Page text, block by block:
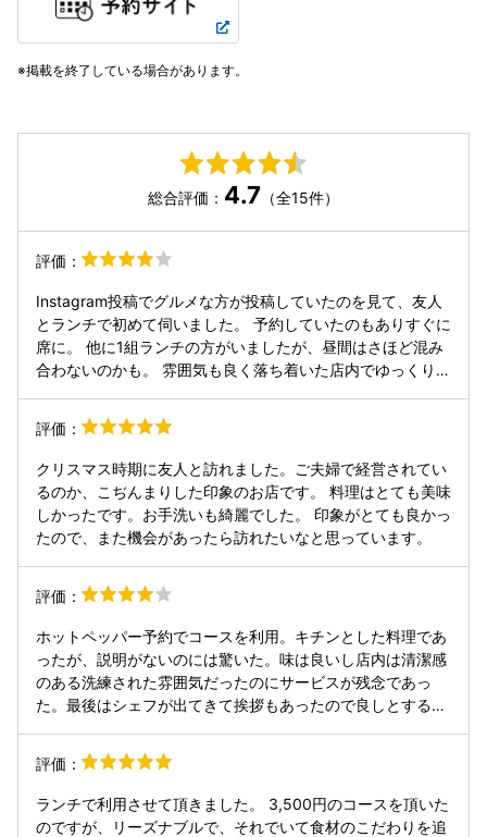
掲載を終了している場合があります。
総合評価： 4.7 （全15件）
評価：
Instagram投稿でグルメな方が投稿していたのを見て、友人
とランチで初めて伺いました。 予約していたのもありすぐに
席に。 他に1組ランチの方がいましたが、昼間はさほど混み
合わないのかも。 雰囲気も良く落ち着いた店内でゆっくり過
らしく、見た目にも楽しめました。 女子会ランチには喜ばれ
ると思います。 スパークリングと、赤ワインもいただいて
5000円ちょっと。 優雅な時間が過ごせました。
評価：
クリスマス時期に友人と訪れました。ご夫婦で経営されてい
るのか、こぢんまりした印象のお店です。 料理はとても美味
しかったです。お手洗いも綺麗でした。 印象がとても良かっ
たので、また機会があったら訪れたいなと思っています。
評価：
ホットペッパー予約でコースを利用。キチンとした料理であ
ったが、説明がないのには驚いた。味は良いし店内は清潔感
のある洗練された雰囲気だったのにサービスが残念であっ
た。最後はシェフが出てきて挨拶もあったので良しとする。
てワインを飲もうと思う。
評価：
ランチで利用させて頂きました。 3,500円のコースを頂いた
のですが、リーズナブルで、それでいて食材のこだわりを追